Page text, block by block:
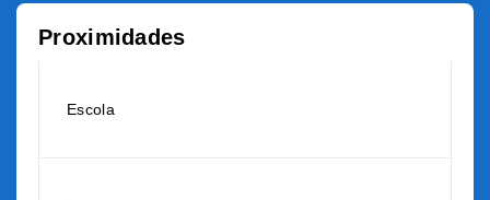
Proximidades
Escola